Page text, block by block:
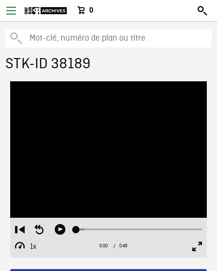
0
STK-ID 38189
Restart
from
beginning
Seek
Play Loaded:
1x
Playback
Current
0:00 / Duration
0:45